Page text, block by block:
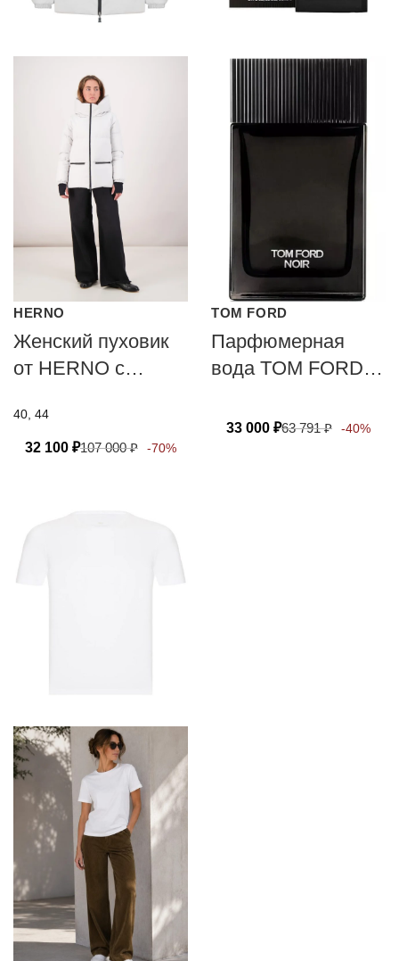
HERNO
Женский пуховик
от HERNO с
METEO
40, 44
32 100 ₽107 000₽ -70%
TOM FORD
Парфюмерная
вода TOM FORD
33 000 ₽63 791₽ -40%